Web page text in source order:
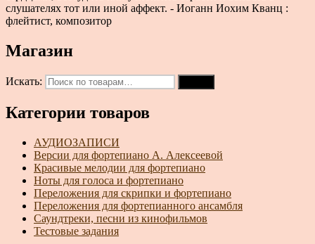
слушателях тот или иной аффект. - Иоганн Иохим Кванц :
флейтист, композитор
Магазин
Искать:
Категории товаров
АУДИОЗАПИСИ
Версии для фортепиано А. Алексеевой
Красивые мелодии для фортепиано
Ноты для голоса и фортепиано
Переложения для скрипки и фортепиано
Переложения для фортепианного ансамбля
Саундтреки, песни из кинофильмов
Тестовые задания